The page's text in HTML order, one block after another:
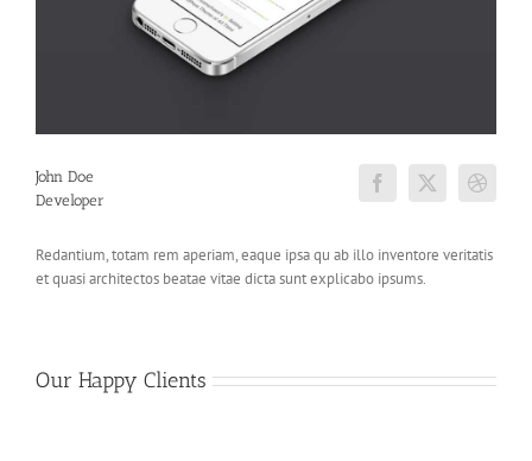
John Doe
Developer
Redantium, totam rem aperiam, eaque ipsa qu ab illo inventore veritatis
et quasi architectos beatae vitae dicta sunt explicabo ipsums.
Our Happy Clients